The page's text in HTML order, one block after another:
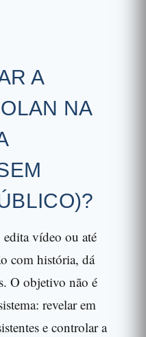
A
NA
edita vídeo ou até
com história, dá
O objetivo não é
revelar em
e controlar a